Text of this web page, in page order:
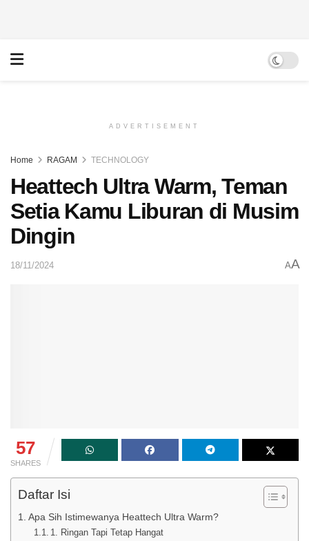
ADVERTISEMENT
Home RAGAM TECHNOLOGY
Heattech Ultra Warm, Teman
Setia Kamu Liburan di Musim
Dingin
18/11/2024 AA
57
SHARES
Daftar Isi
Apa Sih Istimewanya Heattech Ultra Warm?
1. Ringan Tapi Tetap Hangat